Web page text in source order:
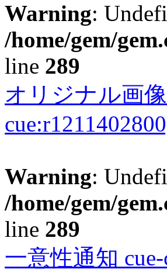
Warning:
/home/gem/
line 289
オリジナル画
Warning:
/home/gem/
line 289
一意性通知 cue-